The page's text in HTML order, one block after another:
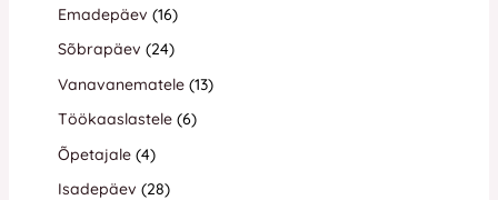
Emadepäev 16
Sõbrapäev 24
Vanavanematele 13
Töökaaslastele 6
Õpetajale 4
Isadepäev 28